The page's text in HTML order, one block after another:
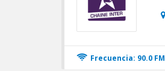
Frecuencia: 90.0 FM